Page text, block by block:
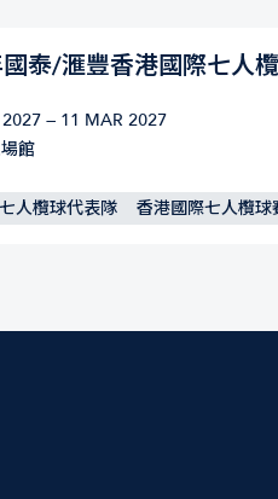
泰/滙豐香港國際七人
2027 — 11 MAR 2027
館
人欖球代表隊 香港國際七人欖球